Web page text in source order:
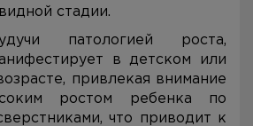
стадии.
патологией роста,
в детском или
привлекая внимание
ростом ребенка по
что приводит к